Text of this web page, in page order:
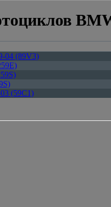
04 (89V3)
(59C1)